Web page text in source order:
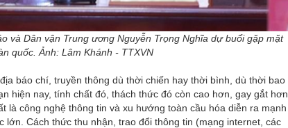
và Dân vận Trung ương Nguyễn Trọng Nghĩa dự buổi gặp mặt
quốc. Ảnh: Lâm Khánh - TTXVN
báo chí, truyền thông dù thời chiến hay thời bình, dù thời bao
hiện nay, tính chất đó, thách thức đó còn cao hơn, gay gắt hơn
là công nghệ thông tin và xu hướng toàn cầu hóa diễn ra mạnh
Cách thức thu nhận, trao đổi thông tin (mạng internet, các